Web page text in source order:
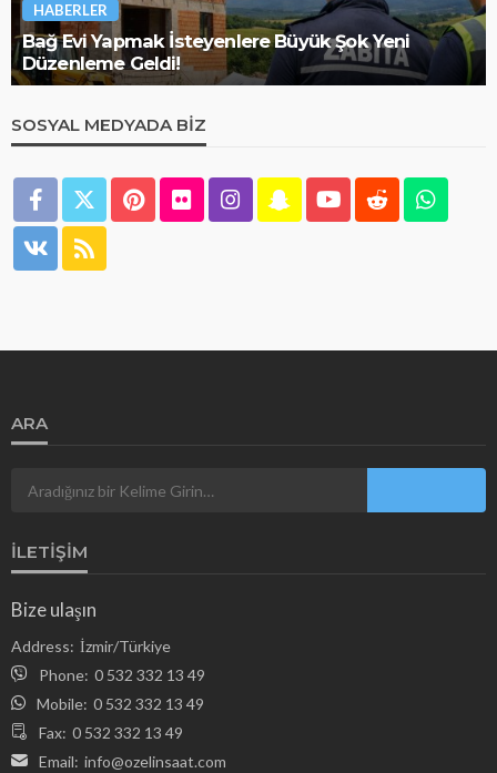
Büyük Şok Yeni
İNŞAAT REHBERI
Tapuda Tarla
Bunları Bilin
SOSYAL MEDYADA BIZ
ARA
İLETIŞIM
Bize ulaşın
Address: İzmir/Türkiye
Phone: 0 532 332 13 49
Mobile: 0 532 332 13 49
Fax: 0 532 332 13 49
Email: info@ozelinsaat.com